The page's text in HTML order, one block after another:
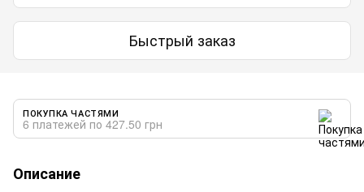
Быстрый заказ
ПОКУПКА ЧАСТЯМИ
6 платежей по 427.50 грн
Описание